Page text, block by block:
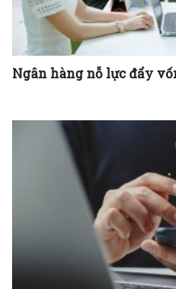
Ngân hàng nỗ lực đẩy